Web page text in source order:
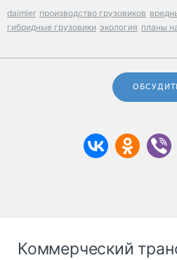
daimler производство грузовиков
гибридные грузовики экология планы
Коммерческий